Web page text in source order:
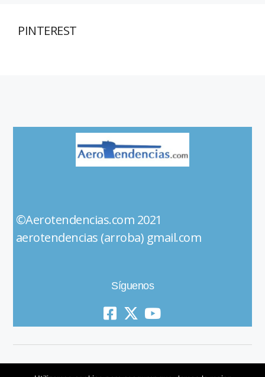
PINTEREST
©Aerotendencias.com 2021
aerotendencias (arroba) gmail.com
Síguenos